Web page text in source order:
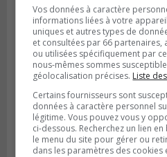
GREENFIELD PARK
Publié le 31 juillet 2026 à 16h45
Des firmes de
aux méga-travaux de
Le Moyne
Vos données à caractère
informations liées à votre
uniques et autres types de
et consultées par 66 partenaires,
ou utilisées spécifiquement par
nous-mêmes sommes
géolocalisation précises. Liste
Certains fournisseurs sont
données à caractère personnel
légitime. Vous pouvez vous y
ci-dessous. Recherchez un lien
le menu du site pour gérer ou
dans les paramètres des cookies